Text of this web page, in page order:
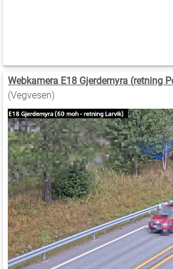
Webkamera E18 Gjerdemyra (retning
(Vegvesen)